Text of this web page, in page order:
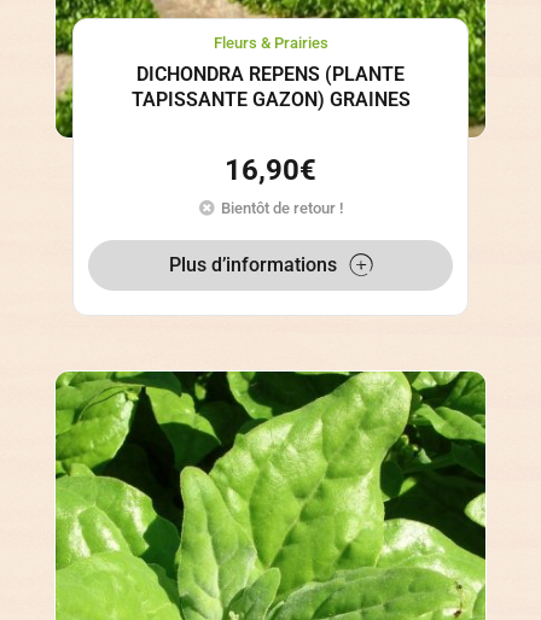
Fleurs & Prairies
DICHONDRA REPENS (PLANTE
TAPISSANTE GAZON) GRAINES
16,90€
Bientôt de retour !
Plus d’informations